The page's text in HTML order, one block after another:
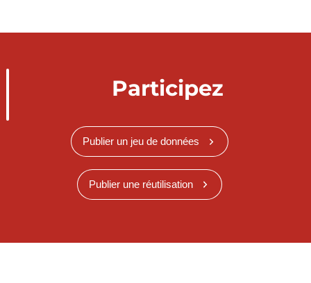
Participez
Publier un jeu de données
Publier une réutilisation